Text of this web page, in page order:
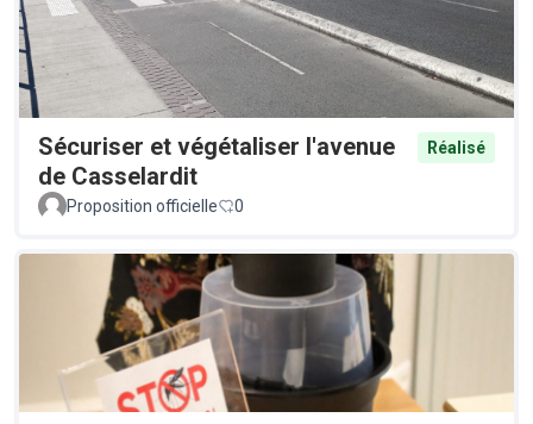
Sécuriser et végétaliser l'avenue
de Casselardit
Réalisé
Proposition officielle 0